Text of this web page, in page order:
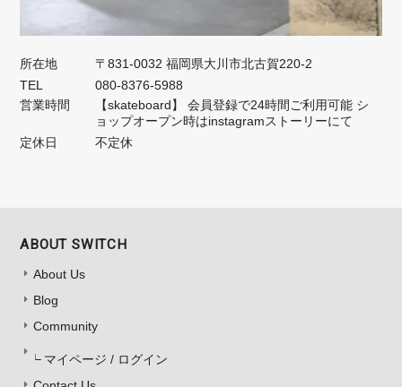
所在地
〒831-0032 福岡県大川市北古賀220-2
TEL
080-8376-5988
営業時間
【skateboard】 会員登録で24時間ご利用可能 シ
ョップオープン時はinstagramストーリーにて
定休日
不定休
ABOUT SWITCH
About Us
Blog
Community
マイページ / ログイン